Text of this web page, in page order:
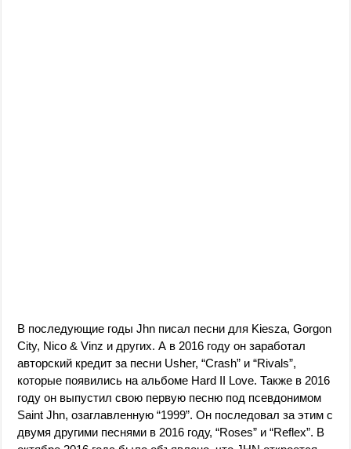
В последующие годы Jhn писал песни для Kiesza, Gorgon
City, Nico & Vinz и других. А в 2016 году он заработал
авторский кредит за песни Usher, “Crash” и “Rivals”,
которые появились на альбоме Hard II Love. Также в 2016
году он выпустил свою первую песню под псевдонимом
Saint Jhn, озаглавленную “1999”. Он последовал за этим с
двумя другими песнями в 2016 году, “Roses” и “Reflex”. В